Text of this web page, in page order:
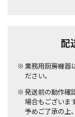
配
業務用厨房機器
ださい。
発送前の動作確
場合もございます
予めご了承の上